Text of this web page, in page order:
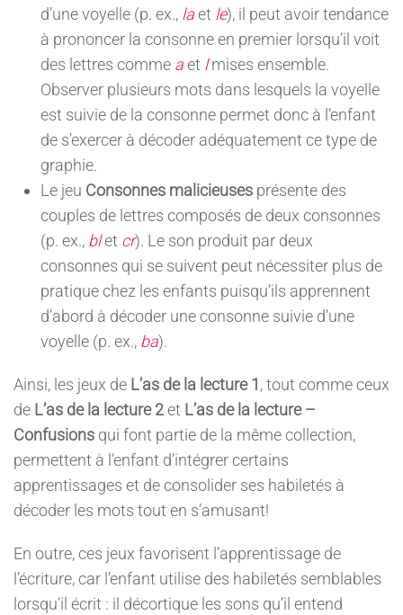
d’une voyelle (p. ex., laet le), il peut avoir tendance
à prononcer la consonne en premier lorsqu’il voit
des lettres comme aet lmises ensemble.
Observer plusieurs mots dans lesquels la voyelle
est suivie de la consonne permet donc à l’enfant
de s’exercer à décoder adéquatement ce type de
graphie.
Le jeu Consonnes malicieuses présente des
couples de lettres composés de deux consonnes
(p. ex., blet cr). Le son produit par deux
consonnes qui se suivent peut nécessiter plus de
pratique chez les enfants puisqu’ils apprennent
d’abord à décoder une consonne suivie d’une
voyelle (p. ex., ba).
Ainsi, les jeux de L’as de la lecture 1, tout comme ceux
de L’as de la lecture 2et L’as de la lecture –
Confusions qui font partie de la même collection,
permettent à l’enfant d’intégrer certains
apprentissages et de consolider ses habiletés à
décoder les mots tout en s’amusant!
En outre, ces jeux favorisent l’apprentissage de
l’écriture, car l’enfant utilise des habiletés semblables
lorsqu’il écrit : il décortique les sons qu’il entend